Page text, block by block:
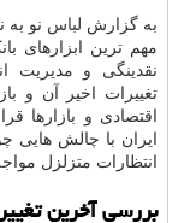
به گزارش لباس نو به
مهم ترین ابزارهای
نقدینگی و مدیریت
تغییرات اخیر آن و
اقتصادی و
ایران با چالش هایی
انتظارات متزلزل
بررسی آخرین